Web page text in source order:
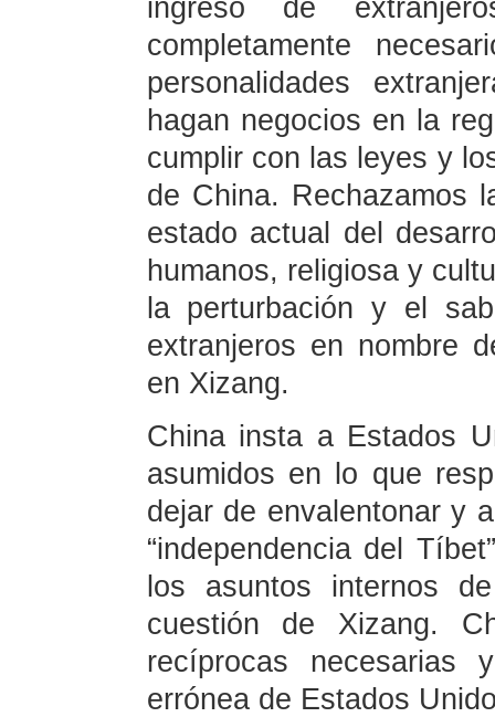
ingreso de
completamente
personalidades
hagan negocios en la
cumplir con las leyes y
de China. Rechazamos
estado actual del
humanos, religiosa y
la perturbación y el
extranjeros en nombre
en Xizang.
China insta a Estados
asumidos en lo que
dejar de envalentonar y
“independencia del
los asuntos internos
cuestión de Xizang.
recíprocas necesarias
errónea de Estados